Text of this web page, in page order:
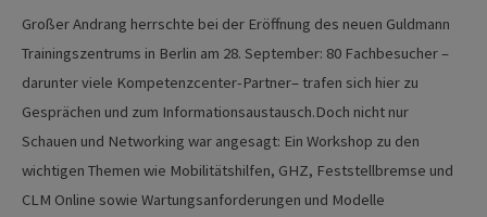
Großer Andrang herrschte bei der Eröffnung des neuen Guldmann
Trainingszentrums in Berlin am 28. September: 80 Fachbesucher –
darunter viele Kompetenzcenter-Partner– trafen sich hier zu
Gesprächen und zum Informationsaustausch.Doch nicht nur
Schauen und Networking war angesagt: Ein Workshop zu den
wichtigen Themen wie Mobilitätshilfen, GHZ, Feststellbremse und
CLM Online sowie Wartungsanforderungen und Modelle